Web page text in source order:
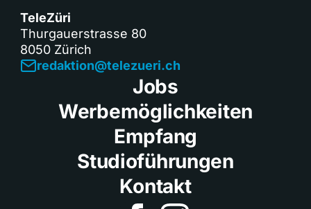
TeleZüri
Thurgauerstrasse 80
8050 Zürich
redaktion@telezueri.ch
Jobs
Werbemöglichkeiten
Empfang
Studioführungen
Kontakt